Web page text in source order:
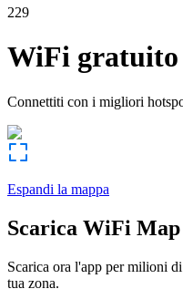
229
WiFi
Connettiti con i migliori
Espandi la mappa
Scarica WiFi Map
Scarica ora l'app per milioni
tua zona.